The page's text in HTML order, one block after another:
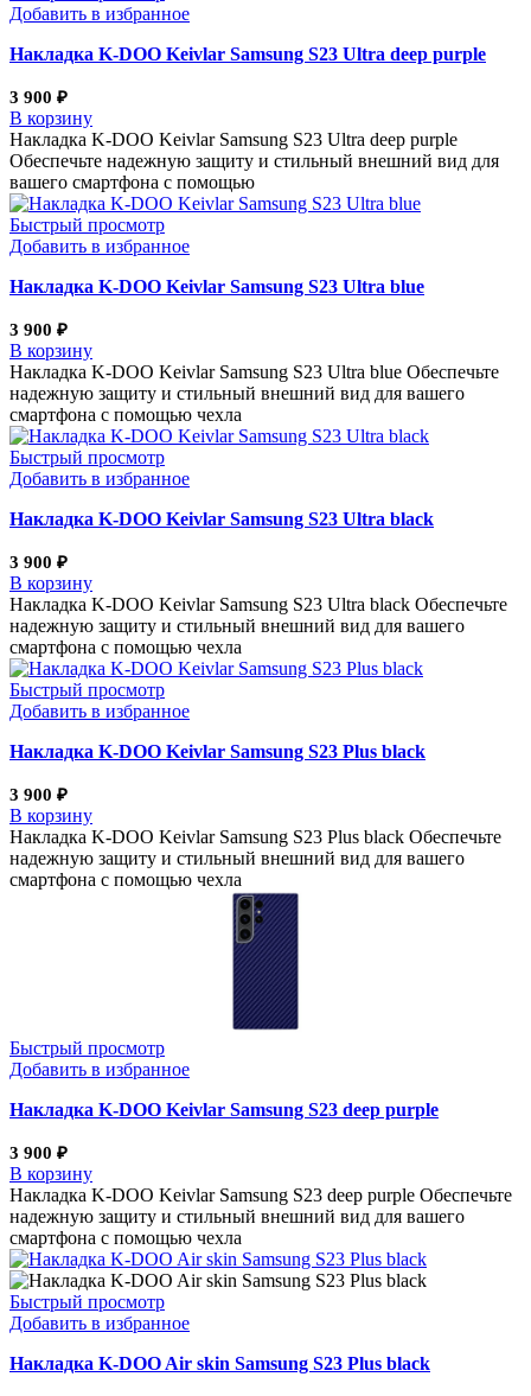
Добавить в избранное
Накладка K-DOO Keivlar Samsung S23 Ultra deep purple
3 900 ₽
В корзину
Накладка K-DOO Keivlar Samsung S23 Ultra deep purple
Обеспечьте надежную защиту и стильный внешний вид для
вашего смартфона с помощью
Быстрый просмотр
Добавить в избранное
Накладка K-DOO Keivlar Samsung S23 Ultra blue
3 900 ₽
В корзину
Накладка K-DOO Keivlar Samsung S23 Ultra blue Обеспечьте
надежную защиту и стильный внешний вид для вашего
смартфона с помощью чехла
Быстрый просмотр
Добавить в избранное
Накладка K-DOO Keivlar Samsung S23 Ultra black
3 900 ₽
В корзину
Накладка K-DOO Keivlar Samsung S23 Ultra black Обеспечьте
надежную защиту и стильный внешний вид для вашего
смартфона с помощью чехла
Быстрый просмотр
Добавить в избранное
Накладка K-DOO Keivlar Samsung S23 Plus black
3 900 ₽
В корзину
Накладка K-DOO Keivlar Samsung S23 Plus black Обеспечьте
надежную защиту и стильный внешний вид для вашего
смартфона с помощью чехла
Быстрый просмотр
Добавить в избранное
Накладка K-DOO Keivlar Samsung S23 deep purple
3 900 ₽
В корзину
Накладка K-DOO Keivlar Samsung S23 deep purple Обеспечьте
надежную защиту и стильный внешний вид для вашего
смартфона с помощью чехла
Быстрый просмотр
Добавить в избранное
Накладка K-DOO Air skin Samsung S23 Plus black